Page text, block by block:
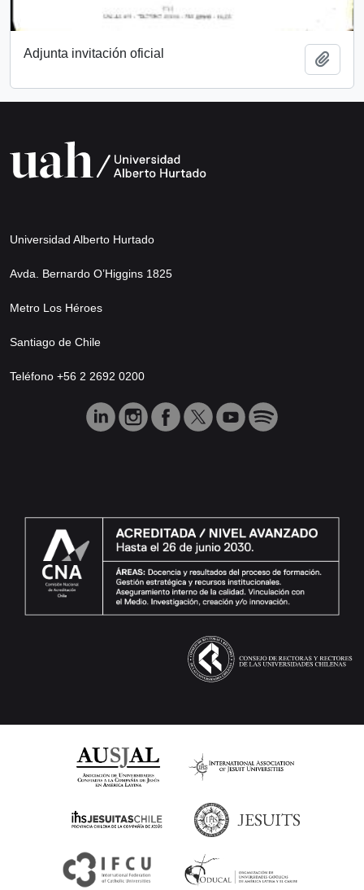
Adjunta invitación oficial
Universidad Alberto Hurtado
Avda. Bernardo O’Higgins 1825
Metro Los Héroes
Santiago de Chile
Teléfono +56 2 2692 0200